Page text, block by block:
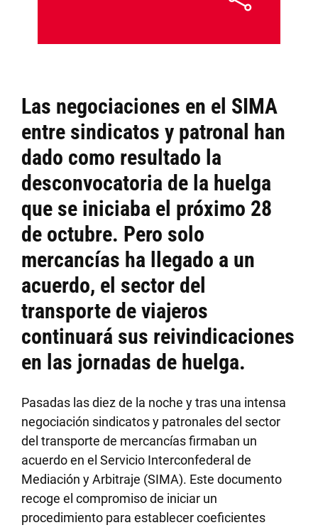
Las negociaciones en el SIMA
entre sindicatos y patronal han
dado como resultado la
desconvocatoria de la huelga
que se iniciaba el próximo 28
de octubre. Pero solo
mercancías ha llegado a un
acuerdo, el sector del
transporte de viajeros
continuará sus reivindicaciones
en las jornadas de huelga.
Pasadas las diez de la noche y tras una intensa
negociación sindicatos y patronales del sector
del transporte de mercancías firmaban un
acuerdo en el Servicio Interconfederal de
Mediación y Arbitraje (SIMA). Este documento
recoge el compromiso de iniciar un
procedimiento para establecer coeficientes